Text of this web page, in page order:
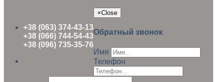
+38 (063) 374-43-13
+38 (066) 744-54-43
+38 (096) 735-35-76
×Close
Обратный звонок
Имя
Телефон